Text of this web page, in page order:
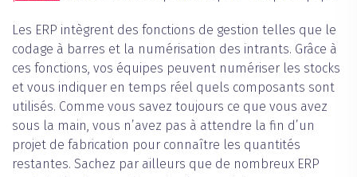
Les ERP intègrent des fonctions de gestion telles que le
codage à barres et la numérisation des intrants. Grâce à
ces fonctions, vos équipes peuvent numériser les stocks
et vous indiquer en temps réel quels composants sont
utilisés. Comme vous savez toujours ce que vous avez
sous la main, vous n’avez pas à attendre la fin d’un
projet de fabrication pour connaître les quantités
restantes. Sachez par ailleurs que de nombreux ERP